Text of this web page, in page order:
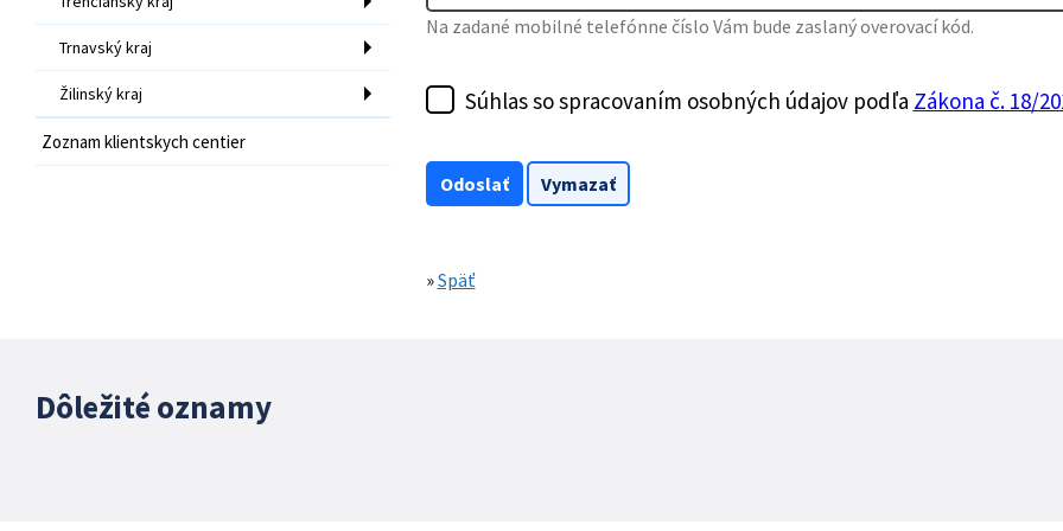
Trnavský kraj
Žilinský kraj
Zoznam klientskych centier
Na zadané mobilné telefónne číslo Vám bude zaslaný overovací kód.
Súhlas so spracovaním osobných údajov podľa Zákona č. 18/
»Späť
Dôležité oznamy